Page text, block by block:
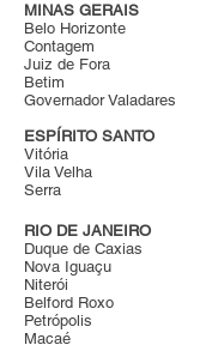
MINAS GERAIS
Belo Horizonte
Contagem
Juiz de Fora
Betim
Governador Valadares
ESPÍRITO SANTO
Vitória
Vila Velha
Serra
RIO DE JANEIRO
Duque de Caxias
Nova Iguaçu
Niterói
Belford Roxo
Petrópolis
Macaé